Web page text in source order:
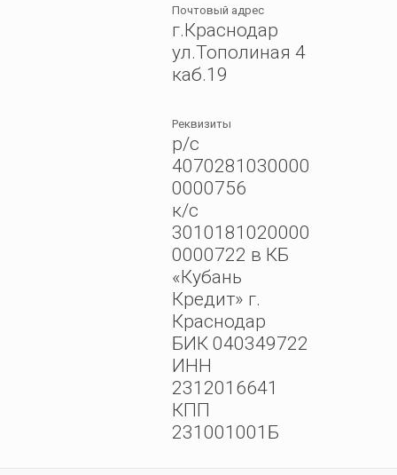
Почтовый адрес
г.Краснодар
ул.Тополиная 4
каб.19
Реквизиты
р/с
4070281030000
0000756
к/с
3010181020000
0000722 в КБ
«Кубань
Кредит» г.
Краснодар
БИК 040349722
ИНН
2312016641
КПП
231001001Б